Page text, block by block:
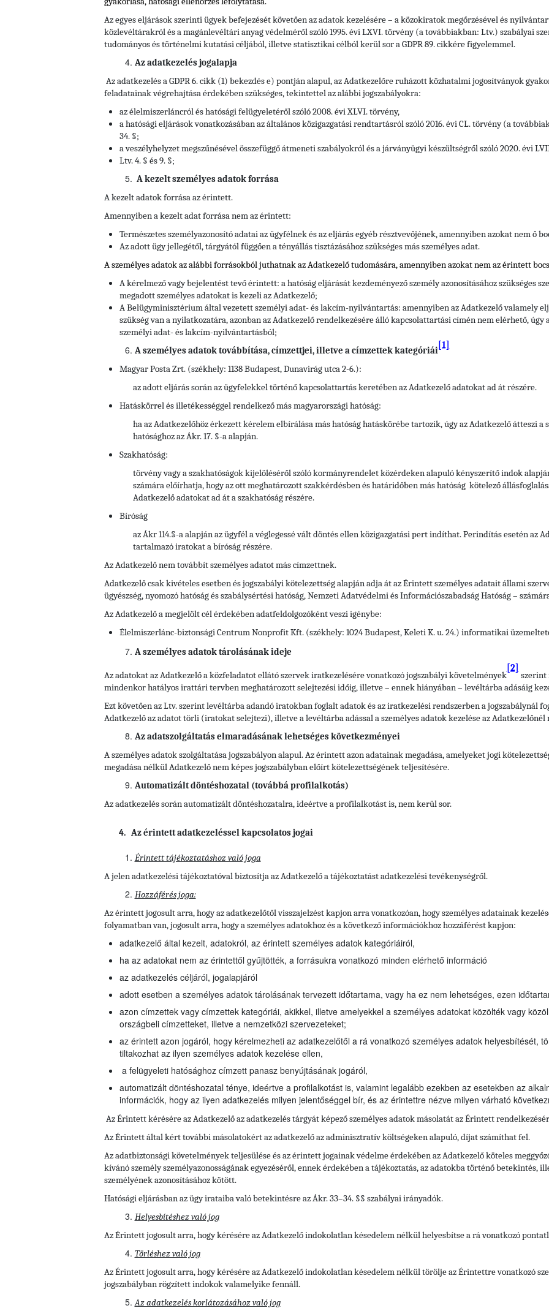
Az egyes eljárások szerinti ügyek befejezését követően az adatok kezelésére – a közokiratok megőrzésével és
közlevéltárakról és a magánlevéltári anyag védelméről szóló 1995. évi LXVI. törvény (a továbbiakban: Ltv.) szabályai
tudományos és történelmi kutatási céljából, illetve statisztikai célból kerül sor a GDPR 89. cikkére figyelemmel.
Az adatkezelés jogalapja
Az adatkezelés a GDPR 6. cikk (1) bekezdés e) pontján alapul, az Adatkezelőre ruházott közhatalmi jogosítványok
feladatainak végrehajtása érdekében szükséges, tekintettel az alábbi jogszabályokra:
az élelmiszerláncról és hatósági felügyeletéről szóló 2008. évi XLVI. törvény,
a hatósági eljárások vonatkozásában az általános közigazgatási rendtartásról szóló 2016. évi CL. törvény (a
34. §;
a veszélyhelyzet megszűnésével összefüggő átmeneti szabályokról és a járványügyi készültségről szóló 2020. évi
Ltv. 4. § és 9. §;
A kezelt személyes adatok forrása
A kezelt adatok forrása az érintett.
Amennyiben a kezelt adat forrása nem az érintett:
Természetes személyazonosító adatai az ügyfélnek és az eljárás egyéb résztvevőjének, amennyiben azokat nem ő
Az adott ügy jellegétől, tárgyától függően a tényállás tisztázásához szükséges más személyes adat.
A személyes adatok az alábbi forrásokból juthatnak az Adatkezelő tudomására, amennyiben azokat nem az érintett
A kérelmező vagy bejelentést tevő érintett: a hatóság eljárását kezdeményező személy azonosításához szükséges
megadott személyes adatokat is kezeli az Adatkezelő;
A Belügyminisztérium által vezetett személyi adat- és lakcím-nyilvántartás: amennyiben az Adatkezelő valamely
szükség van a nyilatkozatára, azonban az Adatkezelő rendelkezésére álló kapcsolattartási címén nem elérhető,
személyi adat- és lakcím-nyilvántartásból;
A személyes adatok továbbítása, címzettjei, illetve a címzettek kategóriái
[1]
Magyar Posta Zrt. (székhely: 1138 Budapest, Dunavirág utca 2-6.):
az adott eljárás során az ügyfelekkel történő kapcsolattartás keretében az Adatkezelő adatokat ad át részére.
Hatáskörrel és illetékességgel rendelkező más magyarországi hatóság:
ha az Adatkezelőhöz érkezett kérelem elbírálása más hatóság hatáskörébe tartozik, úgy az Adatkezelő átteszi a
hatósághoz az Ákr. 17. §-a alapján.
Szakhatóság:
törvény vagy a szakhatóságok kijelöléséről szóló kormányrendelet közérdeken alapuló kényszerítő indok
számára előírhatja, hogy az ott meghatározott szakkérdésben és határidőben más hatóság kötelező
Adatkezelő adatokat ad át a szakhatóság részére.
Bíróság
az Ákr 114.§-a alapján az ügyfél a véglegessé vált döntés ellen közigazgatási pert indíthat. Perindítás esetén az
tartalmazó iratokat a bíróság részére.
Az Adatkezelő nem továbbít személyes adatot más címzettnek.
Adatkezelő csak kivételes esetben és jogszabályi kötelezettség alapján adja át az Érintett személyes adatait állami
ügyészség, nyomozó hatóság és szabálysértési hatóság, Nemzeti Adatvédelmi és Információszabadság Hatóság –
Az Adatkezelő a megjelölt cél érdekében adatfeldolgozóként veszi igénybe:
Élelmiszerlánc-biztonsági Centrum Nonprofit Kft. (székhely: 1024 Budapest, Keleti K. u. 24.) informatikai
A személyes adatok tárolásának ideje
Az adatokat az Adatkezelő a közfeladatot ellátó szervek iratkezelésére vonatkozó jogszabályi követelmények
[2]
szerint
mindenkor hatályos irattári tervben meghatározott selejtezési időig, illetve – ennek hiányában – levéltárba adásáig
Ezt követően az Ltv. szerint levéltárba adandó iratokban foglalt adatok és az iratkezelési rendszerben a jogszabálynál
Adatkezelő az adatot törli (iratokat selejtezi), illetve a levéltárba adással a személyes adatok kezelése az Adatkezelőnél
Az adatszolgáltatás elmaradásának lehetséges következményei
A személyes adatok szolgáltatása jogszabályon alapul. Az érintett azon adatainak megadása, amelyeket jogi
megadása nélkül Adatkezelő nem képes jogszabályban előírt kötelezettségének teljesítésére.
Automatizált döntéshozatal (továbbá profilalkotás)
Az adatkezelés során automatizált döntéshozatalra, ideértve a profilalkotást is, nem kerül sor.
4. Az érintett adatkezeléssel kapcsolatos jogai
Érintett tájékoztatáshoz való joga
A jelen adatkezelési tájékoztatóval biztosítja az Adatkezelő a tájékoztatást adatkezelési tevékenységről.
Hozzáférés joga:
Az érintett jogosult arra, hogy az adatkezelőtől visszajelzést kapjon arra vonatkozóan, hogy személyes adatainak
folyamatban van, jogosult arra, hogy a személyes adatokhoz és a következő információkhoz hozzáférést kapjon:
adatkezelő által kezelt, adatokról, az érintett személyes adatok kategóriáiról,
ha az adatokat nem az érintettől gyűjtötték, a forrásukra vonatkozó minden elérhető információ
az adatkezelés céljáról, jogalapjáról
adott esetben a személyes adatok tárolásának tervezett időtartama, vagy ha ez nem lehetséges, ezen
azon címzettek vagy címzettek kategóriái, akikkel, illetve amelyekkel a személyes adatokat közölték vagy
országbeli címzetteket, illetve a nemzetközi szervezeteket;
az érintett azon jogáról, hogy kérelmezheti az adatkezelőtől a rá vonatkozó személyes adatok helyesbítését,
tiltakozhat az ilyen személyes adatok kezelése ellen,
a felügyeleti hatósághoz címzett panasz benyújtásának jogáról,
automatizált döntéshozatal ténye, ideértve a profilalkotást is, valamint legalább ezekben az esetekben az
információk, hogy az ilyen adatkezelés milyen jelentőséggel bír, és az érintettre nézve milyen várható
Az Érintett kérésére az Adatkezelő az adatkezelés tárgyát képező személyes adatok másolatát az Érintett
Az Érintett által kért további másolatokért az adatkezelő az adminisztratív költségeken alapuló, díjat számíthat fel.
Az adatbiztonsági követelmények teljesülése és az érintett jogainak védelme érdekében az Adatkezelő köteles
kívánó személy személyazonosságának egyezéséről, ennek érdekében a tájékoztatás, az adatokba történő betekintés,
személyének azonosításához kötött.
Hatósági eljárásban az ügy irataiba való betekintésre az Ákr. 33–34. §§ szabályai irányadók.
Helyesbítéshez való jog
Az Érintett jogosult arra, hogy kérésére az Adatkezelő indokolatlan késedelem nélkül helyesbítse a rá vonatkozó
Törléshez való jog
Az Érintettjogosult arra, hogy kérésére az Adatkezelő indokolatlan késedelem nélkül törölje az Érintettre vonatkozó
jogszabályban rögzített indokok valamelyike fennáll.
Az adatkezelés korlátozásához való jog